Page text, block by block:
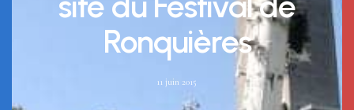
Ronquières
11 juin 2015